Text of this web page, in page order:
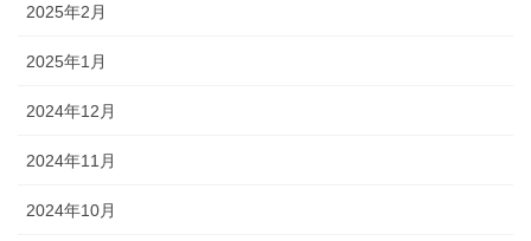
2025年2月
2025年1月
2024年12月
2024年11月
2024年10月